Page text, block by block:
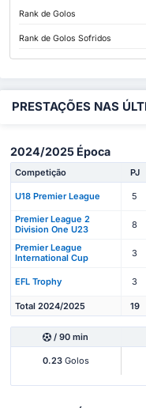
Rank de Golos
Rank de Golos Sofridos
PRESTAÇÕES NAS
2024/2025 Época
Competição PJ
U18 Premier League 5
Premier League 2
Division One U23
8
Premier League
International Cup
3
EFL Trophy 3
Total 2024/2025 19
/ 90 min
0.23Golos